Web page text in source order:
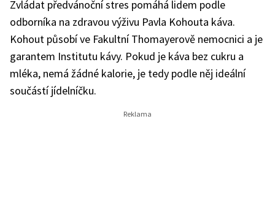
Zvládat předvánoční stres pomáhá lidem podle
odborníka na zdravou výživu Pavla Kohouta káva.
Kohout působí ve Fakultní Thomayerově nemocnici a je
garantem Institutu kávy. Pokud je káva bez cukru a
mléka, nemá žádné kalorie, je tedy podle něj ideální
součástí jídelníčku.